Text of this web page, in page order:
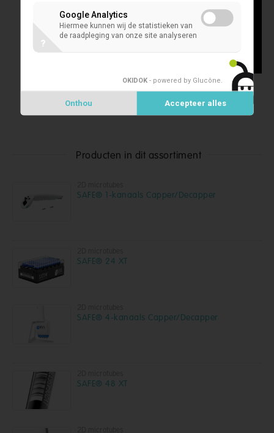
Producten in dit assortiment
SAFE® 1-kanaals Capper/Decapper
SAFE® 24 XT
SAFE® 4-kanaals Capper/Decapper
SAFE® 48 XT
Google Analytics
Hiermee kunnen wij de statistieken van
de raadpleging van onze site analyseren
?
OKIDOK - powered by Glucône.
Onthou Accepteer alles